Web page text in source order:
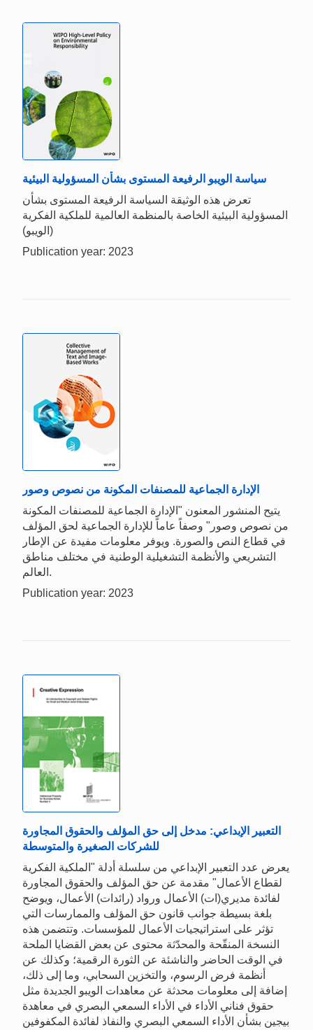
سياسة الويبو الرفيعة المستوى بشأن المسؤولية البيئية
تعرض هذه الوثيقة السياسة الرفيعة المستوى بشأن
المسؤولية البيئية الخاصة بالمنظمة العالمية للملكية الفكرية
(الويبو)
Publication year: 2023
الإدارة الجماعية للمصنفات المكونة من نصوص وصور
يتيح المنشور المعنون "الإدارة الجماعية للمصنفات المكونة
من نصوص وصور" وصفاً عاماً للإدارة الجماعية لحق المؤلف
في قطاع النص والصورة. ويوفر معلومات مفيدة عن الإطار
التشريعي والأنظمة التشغيلية الوطنية في مختلف مناطق
العالم.
Publication year: 2023
التعبير الإبداعي: مدخل إلى حق المؤلف والحقوق المجاورة
للشركات الصغيرة والمتوسطة
يعرض عدد التعبير الإبداعي من سلسلة أدلة "الملكية الفكرية
لقطاع الأعمال" مقدمة عن حق المؤلف والحقوق المجاورة
لفائدة مديري(ات) الأعمال ورواد (رائدات) الأعمال، ويوضح
بلغة بسيطة جوانب قانون حق المؤلف والممارسات التي
تؤثر على استراتيجيات الأعمال للمؤسسات. وتتضمن هذه
النسخة المنقّحة والمحدّثة محتوى عن بعض القضايا الملحة
في الوقت الحاضر والناشئة عن الثورة الرقمية؛ وكذلك عن
أنظمة فرض الرسوم، والتخزين السحابي، وما إلى ذلك،
إضافة إلى معلومات محدثة عن معاهدات الويبو الجديدة مثل
حقوق فناني الأداء في الأداء السمعي البصري في معاهدة
بيجين بشأن الأداء السمعي البصري والنفاذ لفائدة المكفوفين